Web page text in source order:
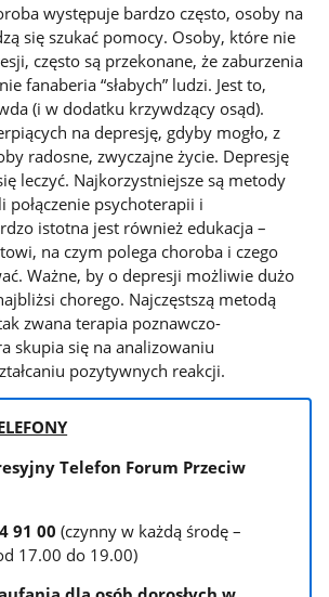
występuje bardzo często, osoby na
się szukać pomocy. Osoby, które nie
często są przekonane, że zaburzenia
fanaberia “słabych” ludzi. Jest to,
(i w dodatku krzywdzący osąd).
na depresję, gdyby mogło, z
radosne, zwyczajne życie. Depresję
leczyć. Najkorzystniejsze są metody
połączenie psychoterapii i
istotna jest również edukacja –
na czym polega choroba i czego
Ważne, by o depresji możliwie dużo
chorego. Najczęstszą metodą
zwana terapia poznawczo-
skupia się na analizowaniu
pozytywnych reakcji.
Telefon Forum Przeciw
91 00(czynny w każdą środę –
17.00 do 19.00)